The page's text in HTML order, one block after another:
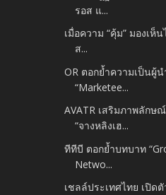
รอส แ...
เมื่อความ “คุ้ม” มองเห็
ส...
OR ตอกย้ำความเป็นผู้
“Marketee...
AVATR เสริมภาพลัก
“จางหลิงเฮ...
ทีทีบี ตอกย้ำบทบาท
Netwo...
เชลล์ประเทศไทย เปิด